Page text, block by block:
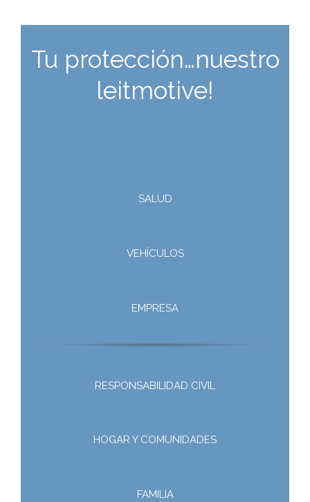
Tu protección…nuestro
leitmotive!
SALUD
VEHÍCULOS
EMPRESA
RESPONSABILIDAD CIVIL
HOGAR Y COMUNIDADES
FAMILIA